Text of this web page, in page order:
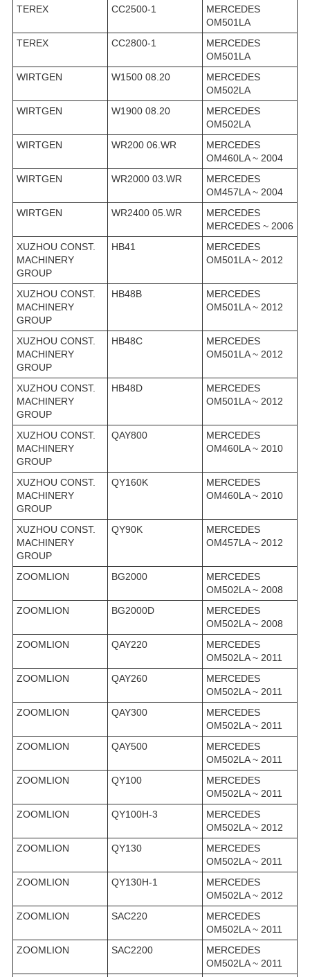
TEREX CC2500-1
MERCEDES
OM501LA
TEREX
CC2800-1
MERCEDES
OM501LA
WIRTGEN
W1500 08.20
MERCEDES
OM502LA
WIRTGEN
W1900 08.20
MERCEDES
OM502LA
WIRTGEN
WR200 06.WR
MERCEDES
OM460LA ~ 2004
WIRTGEN
WR2000 03.WR
MERCEDES
OM457LA ~ 2004
WIRTGEN
WR2400 05.WR
MERCEDES
MERCEDES ~ 2006
XUZHOU CONST.
MACHINERY
GROUP
HB41
MERCEDES
OM501LA ~ 2012
XUZHOU CONST.
MACHINERY
GROUP
HB48B
MERCEDES
OM501LA ~ 2012
XUZHOU CONST.
MACHINERY
GROUP
HB48C
MERCEDES
OM501LA ~ 2012
XUZHOU CONST.
MACHINERY
GROUP
HB48D
MERCEDES
OM501LA ~ 2012
XUZHOU CONST.
MACHINERY
GROUP
QAY800
MERCEDES
OM460LA ~ 2010
XUZHOU CONST.
MACHINERY
GROUP
QY160K
MERCEDES
OM460LA ~ 2010
XUZHOU CONST.
MACHINERY
GROUP
QY90K
MERCEDES
OM457LA ~ 2012
ZOOMLION BG2000
MERCEDES
OM502LA ~ 2008
ZOOMLION
BG2000D
MERCEDES
OM502LA ~ 2008
ZOOMLION
QAY220
MERCEDES
OM502LA ~ 2011
ZOOMLION
QAY260
MERCEDES
OM502LA ~ 2011
ZOOMLION
QAY300
MERCEDES
OM502LA ~ 2011
ZOOMLION
QAY500
MERCEDES
OM502LA ~ 2011
ZOOMLION
QY100
MERCEDES
OM502LA ~ 2011
ZOOMLION
QY100H-3
MERCEDES
OM502LA ~ 2012
ZOOMLION
QY130
MERCEDES
OM502LA ~ 2011
ZOOMLION
QY130H-1
MERCEDES
OM502LA ~ 2012
ZOOMLION
SAC220
MERCEDES
OM502LA ~ 2011
ZOOMLION
SAC2200
MERCEDES
OM502LA ~ 2011